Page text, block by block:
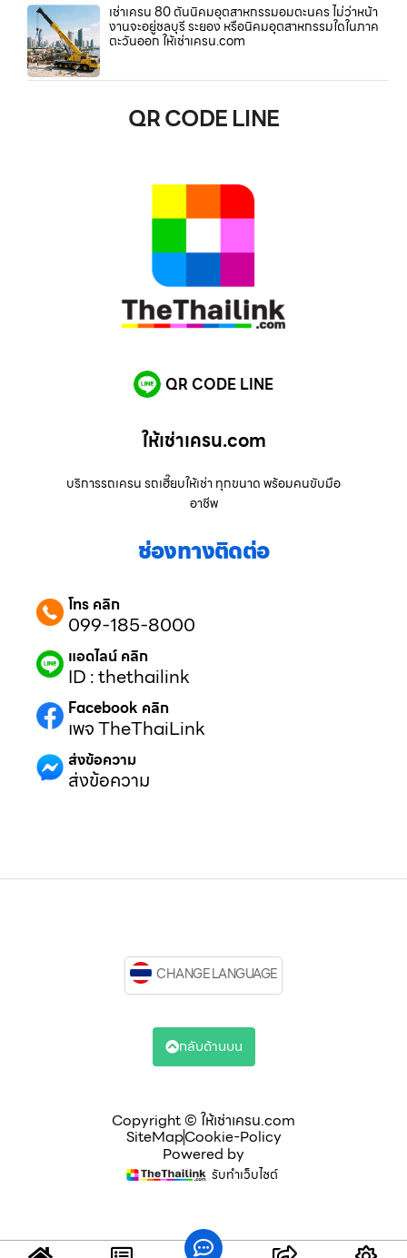
เช่าเครน 80 ตันนิคมอุตสาหกรรมอมตะนคร ไม่ว่าหน้า
งานจะอยู่ชลบุรี ระยอง หรือนิคมอุตสาหกรรมใดในภาค
ตะวันออก ให้เช่าเครน.com
QR CODE LINE
QR CODE LINE
ให้เช่าเครน.com
บริการรถเครน รถเฮี๊ยบให้เช่า ทุกขนาด พร้อมคนขับมือ
อาชีพ
ช่องทางติดต่อ
โทร คลิก
099-185-8000
แอดไลน์ คลิก
ID : thethailink
Facebook คลิก
เพจ TheThaiLink
ส่งข้อความ
ส่งข้อความ
Copyright © ให้เช่าเครน.com
SiteMapCookie-Policy
Powered by
รับทำเว็บไซต์
CHANGE LANGUAGE
กลับด้านบน